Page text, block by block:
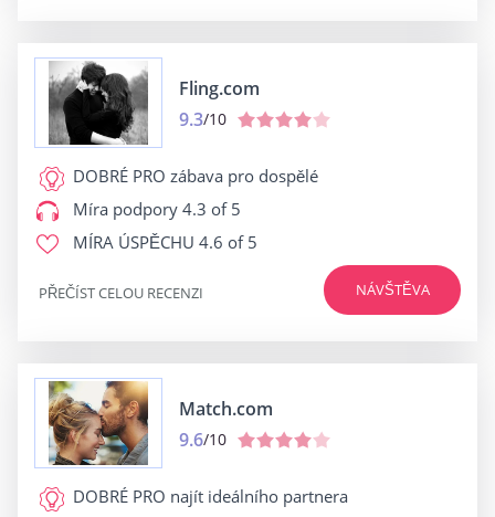
Fling.com
9.3/10
DOBRÉ PRO zábava pro dospělé
Míra podpory 4.3 of 5
MÍRA ÚSPĚCHU 4.6 of 5
NÁVŠTĚVA
PŘEČÍST CELOU RECENZI
Match.com
9.6/10
DOBRÉ PRO najít ideálního partnera